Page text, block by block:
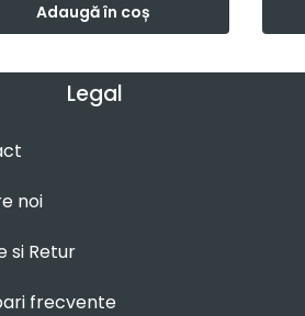
Adaugă în coș
Legal
noi
si Retur
frecvente